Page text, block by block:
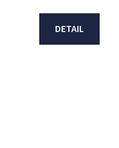
DETAIL